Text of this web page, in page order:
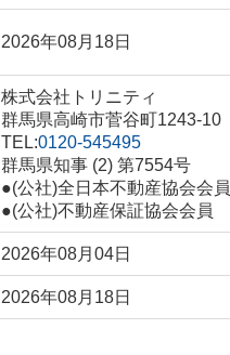
2026年08月18日
株式会社トリニティ
群馬県高崎市菅谷町1243-10
TEL:0120-545495
群馬県知事 (2) 第7554号
●(公社)全日本不動産協会会員
●(公社)不動産保証協会会員
2026年08月04日
2026年08月18日